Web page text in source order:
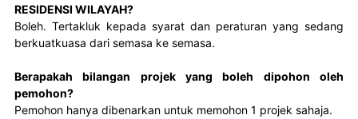
RESIDENSI WILAYAH?
Boleh. Tertakluk kepada syarat dan peraturan yang sedang
berkuatkuasa dari semasa ke semasa.
Berapakah bilangan projek yang boleh dipohon oleh
pemohon?
Pemohon hanya dibenarkan untuk memohon 1 projek sahaja.